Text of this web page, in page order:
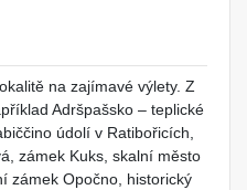
na zajímavé výlety. Z
Adršpašsko – teplické
údolí v Ratibořicích,
zámek Kuks, skalní město
zámek Opočno, historický